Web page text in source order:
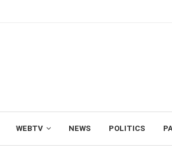
WEBTV NEWS POLITICS
πρόταση δανεισμού του